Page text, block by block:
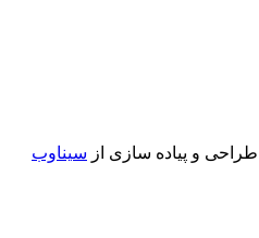
طراحی و پیاده سازی از سیناوب